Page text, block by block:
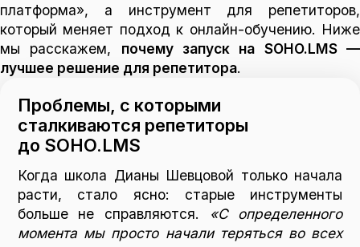
платформа», а инструмент для репетиторов,
который меняет подход к онлайн-обучению. Ниже
мы расскажем, почему запуск на SOHO.LMS —
лучшее решение для репетитора.
Проблемы, с которыми
сталкиваются репетиторы
до SOHO.LMS
Когда школа Дианы Шевцовой только начала
расти, стало ясно: старые инструменты
больше не справляются.
«С определенного
момента мы просто начали теряться во всех